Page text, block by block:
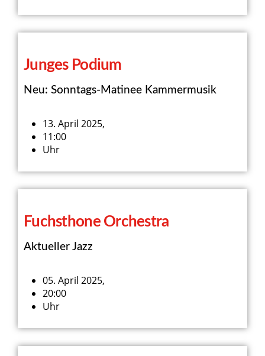
Junges Podium
Neu: Sonntags-Matinee Kammermusik
13. April 2025,
11:00
Uhr
Fuchsthone Orchestra
Aktueller Jazz
05. April 2025,
20:00
Uhr